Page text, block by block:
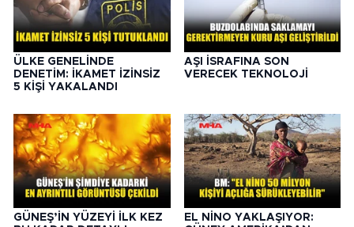
ÜLKE GENELİNDE
DENETİM: İKAMET İZİNSİZ
5 KİŞİ YAKALANDI
AŞI İSRAFINA SON
VERECEK TEKNOLOJİ
GÜNEŞ’İN YÜZEYİ İLK KEZ
EL NİNO YAKLAŞIYOR: